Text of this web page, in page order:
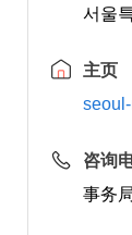
서울
主页
咨询
事务